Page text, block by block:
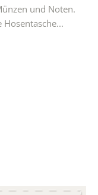
und Noten.